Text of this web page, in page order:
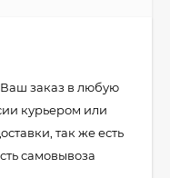
заказ в любую
курьером или
так же есть
самовывоза